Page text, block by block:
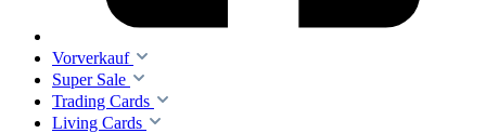
Vorverkauf
Super Sale
Trading Cards
Living Cards